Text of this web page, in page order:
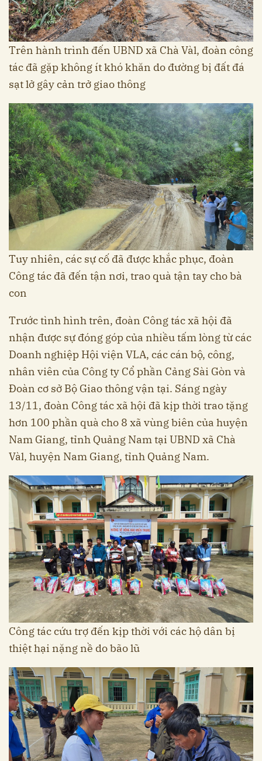
Trên hành trình đến UBND xã Chà Vàl, đoàn công
tác đã gặp không ít khó khăn do đường bị đất đá
sạt lở gây cản trở giao thông
Tuy nhiên, các sự cố đã được khắc phục, đoàn
Công tác đã đến tận nơi, trao quà tận tay cho bà
con
Trước tình hình trên, đoàn Công tác xã hội đã
nhận được sự đóng góp của nhiều tấm lòng từ các
Doanh nghiệp Hội viện VLA, các cán bộ, công,
nhân viên của Công ty Cổ phần Cảng Sài Gòn và
Đoàn cơ sở Bộ Giao thông vận tại. Sáng ngày
13/11, đoàn Công tác xã hội đã kịp thời trao tặng
hơn 100 phần quà cho 8 xã vùng biên của huyện
Nam Giang, tỉnh Quảng Nam tại UBND xã Chà
Vàl, huyện Nam Giang, tỉnh Quảng Nam.
Công tác cứu trợ đến kịp thời với các hộ dân bị
thiệt hại nặng nề do bão lũ